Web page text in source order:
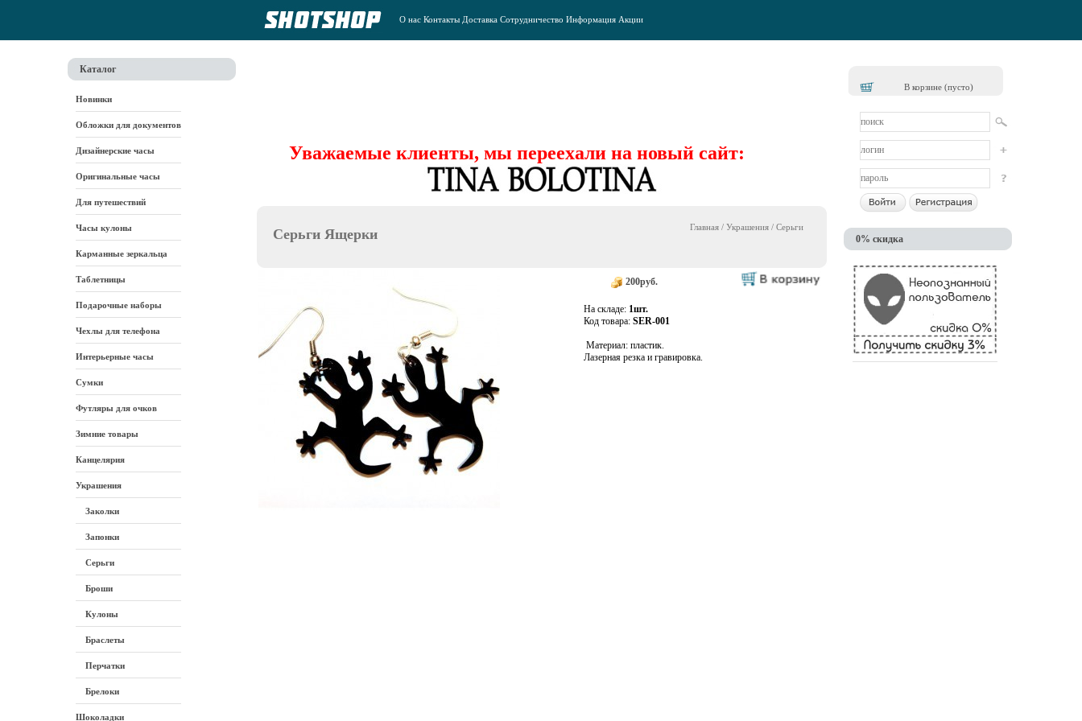
О нас Контакты Доставка Сотрудничество Информация Акции
Каталог
Новинки
Обложки для документов
Дизайнерские часы
Оригинальные часы
Для путешествий
Часы кулоны
Карманные зеркальца
Таблетницы
Подарочные наборы
Чехлы для телефона
Интерьерные часы
Сумки
Футляры для очков
Зимние товары
Канцелярия
Украшения
Заколки
Запонки
Серьги
Броши
Кулоны
Браслеты
Перчатки
Брелоки
Шоколадки
Уважаемые клиенты, мы переехали на новый сайт:
Серьги Ящерки Главная / Украшения / Серьги
200руб.
На складе: 1шт.
Код товара: SER-001
Материал: пластик.
Лазерная резка и гравировка.
В корзине (пусто)
0% скидка